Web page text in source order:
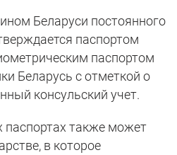
Беларуси постоянного
паспортом
паспортом
Беларусь с отметкой о
консульский учет.
паспортах также может
в которое